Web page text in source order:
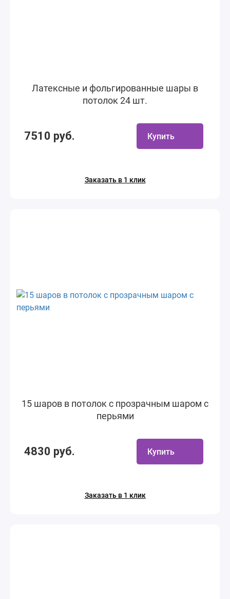
Латексные и фольгированные шары в
потолок 24 шт.
7510 руб. Купить
Заказать в 1 клик
15 шаров в потолок с прозрачным шаром с
перьями
4830 руб. Купить
Заказать в 1 клик